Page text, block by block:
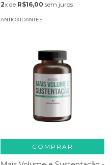
2x de R$16,00 sem juros
ANTIOXIDANTES
COMPRAR